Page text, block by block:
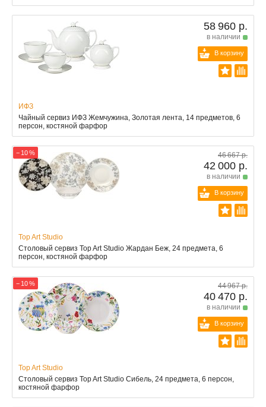
58 960 р.
в наличии
В корзину
ИФЗ
Чайный сервиз ИФЗ Жемчужина, Золотая лента, 14 предметов, 6
персон, костяной фарфор
− 10 % 46 667 р.
42 000 р.
в наличии
В корзину
Top Art Studio
Столовый сервиз Top Art Studio Жардан Беж, 24 предмета, 6
персон, костяной фарфор
− 10 % 44 967 р.
40 470 р.
в наличии
В корзину
Top Art Studio
Столовый сервиз Top Art Studio Сибель, 24 предмета, 6 персон,
костяной фарфор